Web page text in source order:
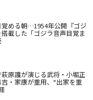
める朝…1954年公開『ゴジ
載した「ゴジラ音声目覚ま
萩原護が演じる武将・小堀正
・家康が重用、“出家を重